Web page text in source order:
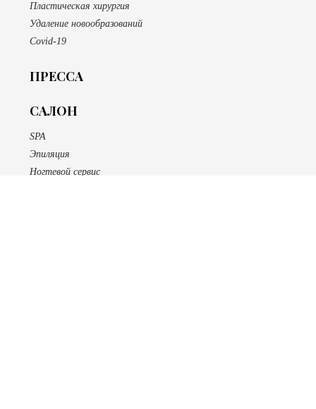
Пластическая хирургия
Удаление новообразований
Covid-19
ПРЕССА
САЛОН
SPA
Эпиляция
Ногтевой сервис